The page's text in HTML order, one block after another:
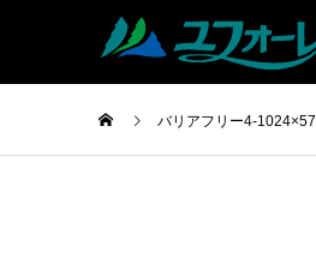
バリアフリー4-